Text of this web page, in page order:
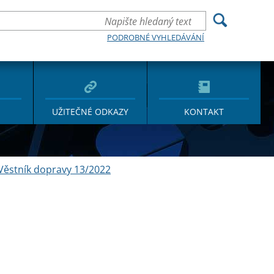
PODROBNÉ VYHLEDÁVÁNÍ
UŽITEČNÉ ODKAZY KONTAKT
dopravy 13/2022